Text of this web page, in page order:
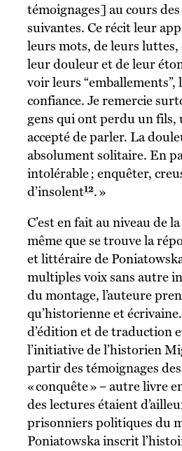
témoignages] au cours des
suivantes. Ce récit leur
leurs mots, de leurs
leur douleur et de leur
voir leurs
confiance. Je remercie
gens qui ont perdu un fils,
accepté de parler. La
absolument solitaire. En
intolérable ; enquêter,
d’insolent 12. »
C’est en fait au niveau de la forme du livre elle-
même que se trouve la
et littéraire de
multiples voix sans autre
du montage, l’auteure
qu’historienne et
d’édition et de traduction
l’initiative de l’historien
partir des témoignages
« conquête » – autre livre
des lectures étaient
prisonniers politiques du
Poniatowska inscrit